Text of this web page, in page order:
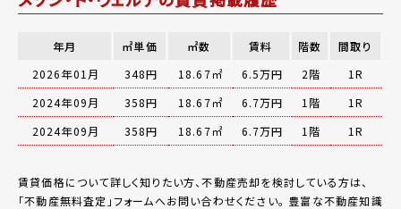
年月 ㎡単価 ㎡数 賃料 階数
間取り
2026年01月
348円 18.67㎡ 6.5万円 2階
1R
2024年09月
358円 18.67㎡ 6.7万円 1階
1R
2024年09月
358円 18.67㎡ 6.7万円 1階 1R
賃貸価格について詳しく知りたい方、不動産売却を検討している方は、
「不動産無料査定 」フォームへお問い合わせください。 豊富な不動産知識